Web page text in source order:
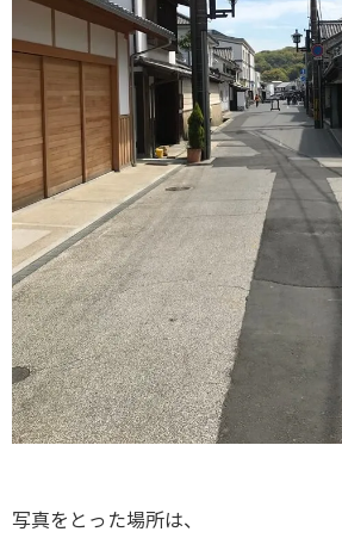
写真をとった場所は、